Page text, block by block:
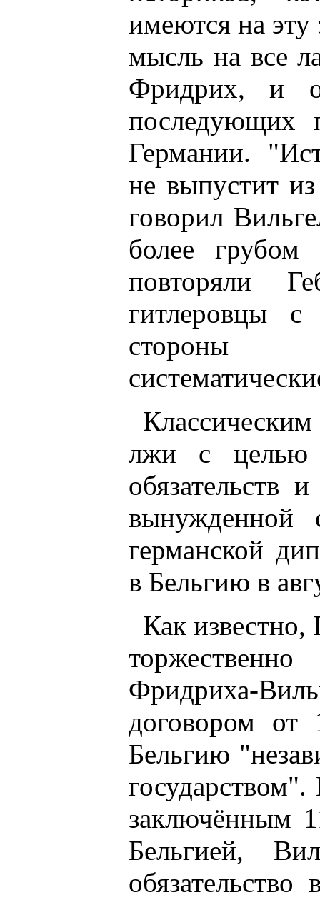
имеются на
мысль на все
Фридрих, и
последующих
Германии.
не выпустит
говорил
более
повторяли
гитлеровцы
стороны
лжи с целью
обязательств
вынужденной
германской
в Бельгию в
Как
Фридриха-
договором от
Бельгию
заключённым
Бельгией,